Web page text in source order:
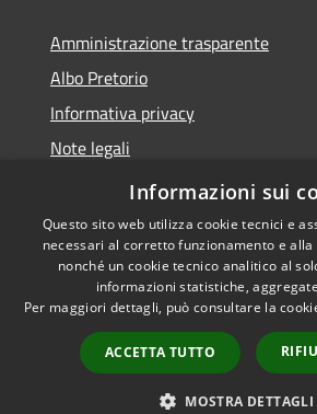
Amministrazione trasparente
Albo Pretorio
Informativa privacy
Note legali
Dichiarazione di accessibilità
Accessibilità
Motta
by
Informazioni sui
Questo sito web utilizza cookie tecnici e
necessari al corretto funzionamento e
nonché un cookie tecnico analitico al
informazioni statistiche,
Per maggiori dettagli, può consultare la
ACCETTA TUTTO
MOSTRA DETTAGLI